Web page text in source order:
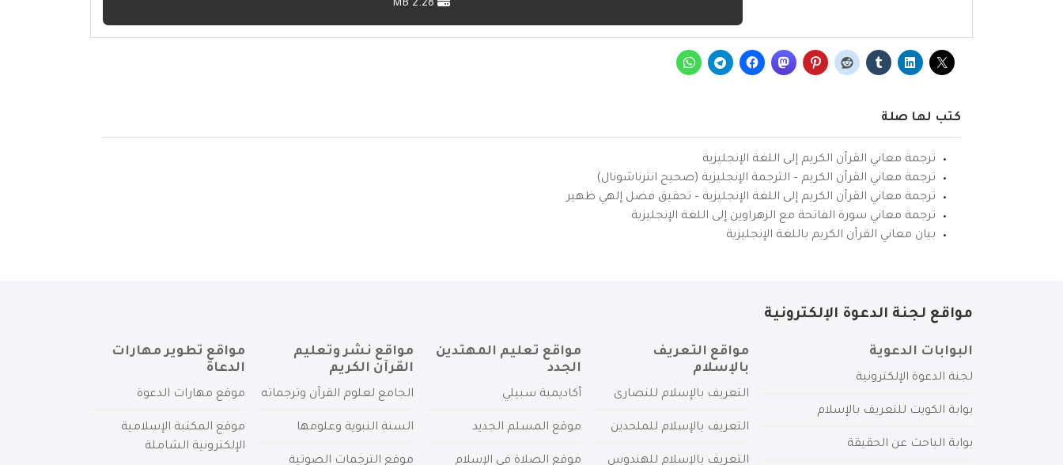
كتب لها صلة
ترجمة معاني القرآن الكريم إلى اللغة الإنجليزية
ترجمة معاني القرآن الكريم – الترجمة الإنجليزية (صحيح انترناشونال)
ترجمة معاني القرآن الكريم إلى اللغة الإنجليزية – تحقيق فضل إلهي ظهير
ترجمة معاني سورة الفاتحة مع الزهراوين إلى اللغة الإنجليزية
بيان معاني القرآن الكريم باللغة الإنجليزية
مواقع لجنة الدعوة الإلكترونية
البوابات الدعوية
لجنة الدعوة الإلكترونية
بوابة الكويت للتعريف بالإسلام
بوابة الباحث عن الحقيقة
مواقع التعريف
بالإسلام
التعريف بالإسلام للنصارى
التعريف بالإسلام للملحدين
التعريف بالإسلام للهندوس
مواقع تعليم المهتدين
الجدد
أكاديمية سبيلي
موقع المسلم الجديد
موقع الصلاة في الإسلام
مواقع نشر وتعليم
القرآن الكريم
الجامع لعلوم القرآن وترجماته
السنة النبوية وعلومها
موقع الترجمات الصوتية
مواقع تطوير مهارات
الدعاة
موقع مهارات الدعوة
موقع المكتبة الإسلامية
الإلكترونية الشاملة